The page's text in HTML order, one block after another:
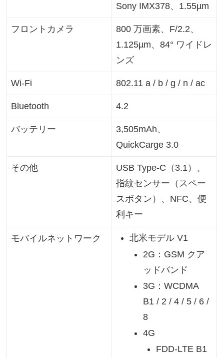
Sony IMX378、1.55µm
フロントカメラ
800 万画素、F/2.2、
1.125µm、84° ワイドレ
ンズ
Wi-Fi 802.11 a / b / g / n / ac
Bluetooth 4.2
バッテリー
3,505mAh、
QuickCarge 3.0
その他
USB Type-C（3.1）、
指紋センサー（スペー
スボタン）、NFC、便
利キー
モバイルネットワーク
北米モデル V1
2G：GSM クア
ッドバンド
3G：WCDMA
B1 / 2 / 4 / 5 / 6 /
8
4G
FDD-LTE B1